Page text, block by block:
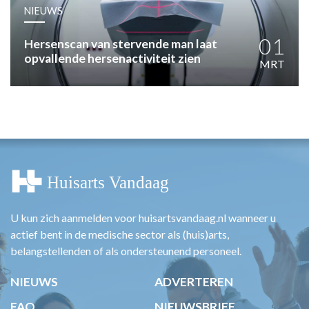
PRAKTIJKZAKEN
TARIEVEN
VPHUISARTSEN
MEDISCHE VAKHANDEL
NIEUWS
Hersenscan van stervende man laat
opvallende hersenactiviteit zien
01
MRT
U kun zich aanmelden voor huisartsvandaag.nl wanneer u
actief bent in de medische sector als (huis)arts,
belangstellenden of als ondersteunend personeel.
NIEUWS
ADVERTEREN